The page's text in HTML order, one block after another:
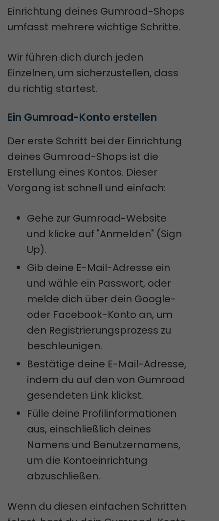
Einrichtung deines Gumroad-Shops
umfasst mehrere wichtige Schritte.
Wir führen dich durch jeden
Einzelnen, um sicherzustellen, dass
du richtig startest.
Ein Gumroad-Konto erstellen
Der erste Schritt bei der Einrichtung
deines Gumroad-Shops ist die
Erstellung eines Kontos. Dieser
Vorgang ist schnell und einfach:
Gehe zur Gumroad-Website
und klicke auf "Anmelden" (Sign
Up).
Gib deine E-Mail-Adresse ein
und wähle ein Passwort, oder
melde dich über dein Google-
oder Facebook-Konto an, um
den Registrierungsprozess zu
beschleunigen.
Bestätige deine E-Mail-Adresse,
indem du auf den von Gumroad
gesendeten Link klickst.
Fülle deine Profilinformationen
aus, einschließlich deines
Namens und Benutzernamens,
um die Kontoeinrichtung
abzuschließen.
Wenn du diesen einfachen Schritten